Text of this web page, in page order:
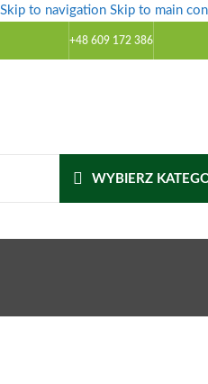
Skip to navigation Skip to main
+48 609 172 386
WYBIERZ